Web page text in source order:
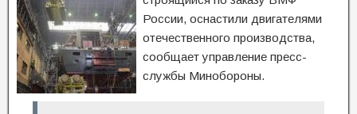
России, оснастили двигателями
отечественного производства,
сообщает управление пресс-
службы Минобороны.